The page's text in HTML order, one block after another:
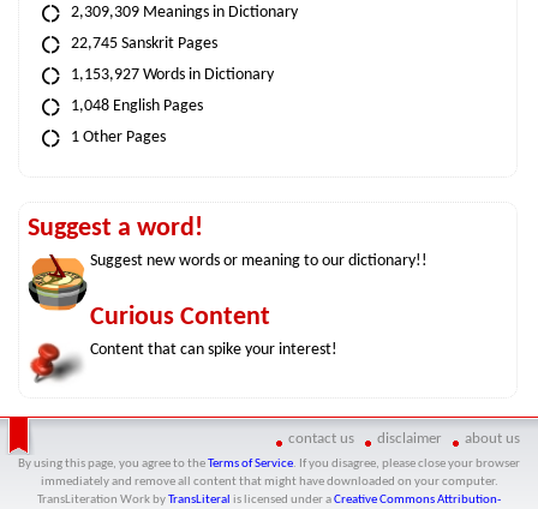
2,309,309 Meanings in Dictionary
22,745 Sanskrit Pages
1,153,927 Words in Dictionary
1,048 English Pages
1 Other Pages
Suggest a word!
Suggest new words or meaning to our dictionary!!
Curious Content
Content that can spike your interest!
contact us disclaimer about us
By using this page, you agree to the Terms of Service. If you disagree, please close your browser
immediately and remove all content that might have downloaded on your computer.
TransLiteration Workby TransLiteral is licensed under aCreative Commons Attribution-